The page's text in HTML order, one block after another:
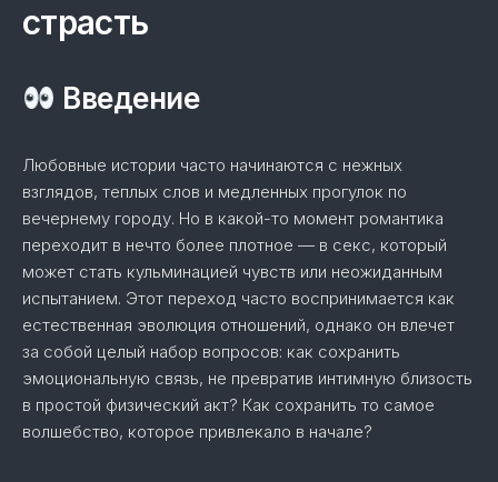
страсть
Введение
Любовные истории часто начинаются с нежных
взглядов, теплых слов и медленных прогулок по
вечернему городу. Но в какой-то момент романтика
переходит в нечто более плотное — в секс, который
может стать кульминацией чувств или неожиданным
испытанием. Этот переход часто воспринимается как
естественная эволюция отношений, однако он влечет
за собой целый набор вопросов: как сохранить
эмоциональную связь, не превратив интимную близость
в простой физический акт? Как сохранить то самое
волшебство, которое привлекало в начале?